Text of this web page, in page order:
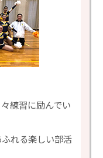
練習に励んでい
れる楽しい部活